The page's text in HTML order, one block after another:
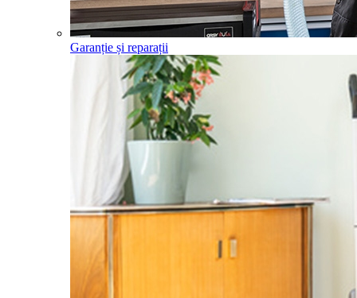
Garanție și reparații